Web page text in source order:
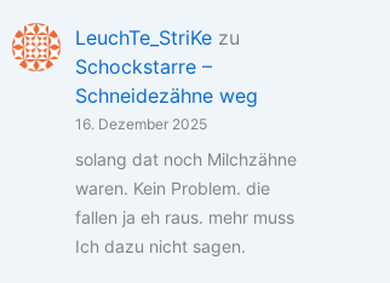
LeuchTe_StriKe zu
Schockstarre –
Schneidezähne weg
16. Dezember 2025
solang dat noch Milchzähne
waren. Kein Problem. die
fallen ja eh raus. mehr muss
Ich dazu nicht sagen.